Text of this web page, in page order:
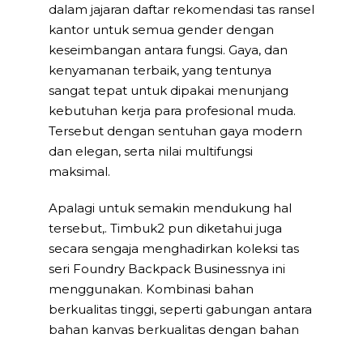
dalam jajaran daftar rekomendasi tas ransel
kantor untuk semua gender dengan
keseimbangan antara fungsi. Gaya, dan
kenyamanan terbaik, yang tentunya
sangat tepat untuk dipakai menunjang
kebutuhan kerja para profesional muda.
Tersebut dengan sentuhan gaya modern
dan elegan, serta nilai multifungsi
maksimal.
Apalagi untuk semakin mendukung hal
tersebut,. Timbuk2 pun diketahui juga
secara sengaja menghadirkan koleksi tas
seri Foundry Backpack Businessnya ini
menggunakan. Kombinasi bahan
berkualitas tinggi, seperti gabungan antara
bahan kanvas berkualitas dengan bahan